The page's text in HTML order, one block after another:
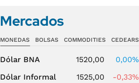
Mercados
MONEDAS BOLSAS COMMODITIES CEDEARS
Dólar BNA 1520,00
0,00%
Dólar Informal
1525,00
-0,33%